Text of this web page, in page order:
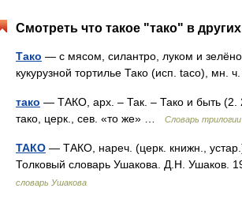
Смотреть что такое "тако" в
Тако — с мясом, силантро, луком и
кукурузной тортилье Тако (исп. taco), мн.
тако — ТАКО, арх. – Так. – Тако и быть (2.
тако, церк., сев. «то же» …
Словарь
ТАКО — ТАКО, нареч. (церк. книжн.,
Толковый словарь Ушакова. Д.Н. Ушаков.
словарь Ушакова